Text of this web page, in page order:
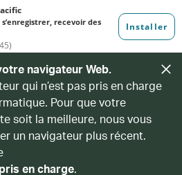
navigateur Web.
qui n’est pas pris en charge
Pour que votre
soit la meilleure, nous vous
un navigateur plus récent.
en charge.